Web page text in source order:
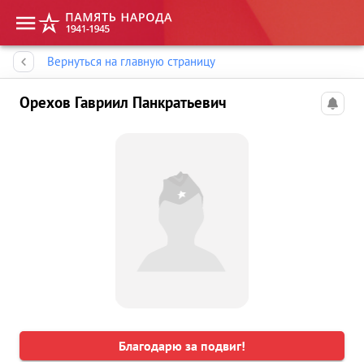
Вернуться на главную страницу
Орехов Гавриил Панкратьевич
Благодарю за подвиг!
Память народа